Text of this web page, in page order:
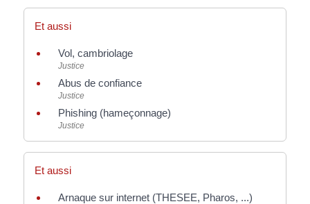
Et aussi
Vol, cambriolage
Justice
Abus de confiance
Justice
Phishing (hameçonnage)
Justice
Et aussi
Arnaque sur internet (THESEE, Pharos, ...)